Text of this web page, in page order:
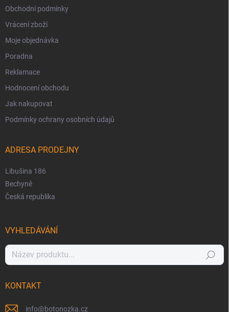
Obchodní podmínky
Vrácení zboží
Moje objednávka
Poradna
Reklamace
Hodnocení obchodu
Jak nakupovat
Podmínky ochrany osobních údajů
ADRESA PRODEJNY
Libušina 186
Bechyně
Česká republika
VYHLEDÁVÁNÍ
Hledat
KONTAKT
info@botonozka.cz